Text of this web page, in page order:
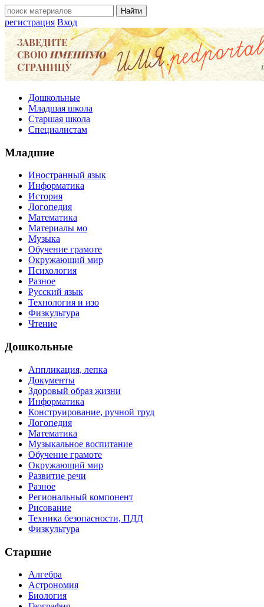
регистрация Вход
Дошкольные
Младшая школа
Старшая школа
Специалистам
Младшие
Иностранный язык
Информатика
История
Логопедия
Математика
Материалы мо
Музыка
Обучение грамоте
Окружающий мир
Психология
Разное
Русский язык
Технология и изо
Физкультура
Чтение
Дошкольные
Аппликация, лепка
Документы
Здоровый образ жизни
Информатика
Конструирование, ручной труд
Логопедия
Математика
Музыкальное воспитание
Обучение грамоте
Окружающий мир
Развитие речи
Разное
Региональный компонент
Рисование
Техника безопасности, ПДД
Физкультура
Старшие
Алгебра
Астрономия
Биология